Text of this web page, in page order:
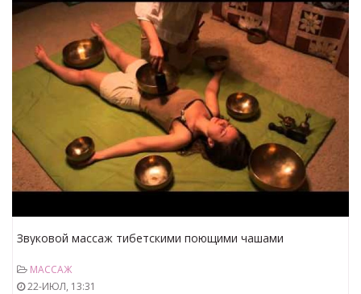
Звуковой массаж тибетскими поющими чашами
МАССАЖ
22-ИЮЛ, 13:31